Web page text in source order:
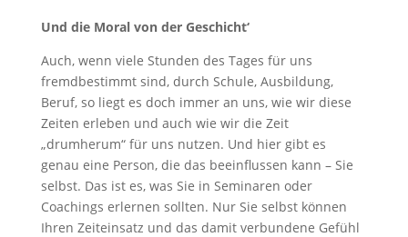
Und die Moral von der Geschicht‘
Auch, wenn viele Stunden des Tages für uns
fremdbestimmt sind, durch Schule, Ausbildung,
Beruf, so liegt es doch immer an uns, wie wir diese
Zeiten erleben und auch wie wir die Zeit
„drumherum“ für uns nutzen. Und hier gibt es
genau eine Person, die das beeinflussen kann – Sie
selbst. Das ist es, was Sie in Seminaren oder
Coachings erlernen sollten. Nur Sie selbst können
Ihren Zeiteinsatz und das damit verbundene Gefühl